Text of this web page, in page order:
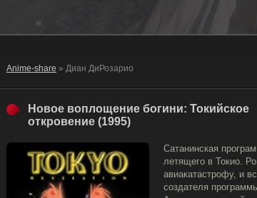
Anime-share » Диан ДиРозарио
Новое воплощение богини: Токийское
откровение (1995)
Сатанинская
летящего в Токио.
авиакатастрофу, и
создателя